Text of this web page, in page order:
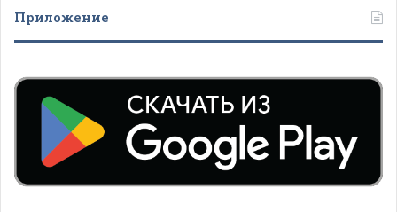
Приложение